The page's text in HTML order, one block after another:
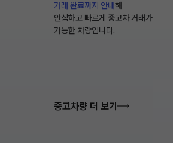
거래 완료까지 안내해
안심하고 빠르게 중고차 거래가
가능한 차량입니다.
중고차량 더 보기